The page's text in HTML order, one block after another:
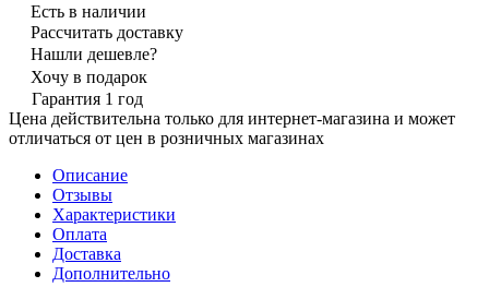
Есть в наличии
Рассчитать доставку
Нашли дешевле?
Хочу в подарок
Гарантия 1 год
Цена действительна только для интернет-магазина и может
отличаться от цен в розничных магазинах
Описание
Отзывы
Характеристики
Оплата
Доставка
Дополнительно